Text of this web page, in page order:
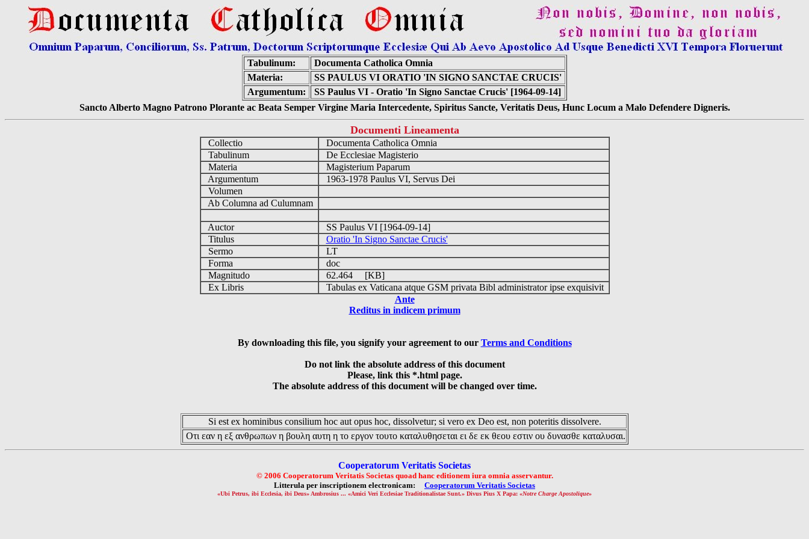
Tabulinum:
Documenta Catholica Omnia
Materia:
SS PAULUS VI ORATIO 'IN SIGNO SANCTAE CRUCIS'
Argumentum:
SS Paulus VI - Oratio 'In Signo Sanctae Crucis' [1964-09-14]
Sancto Alberto Magno Patrono Plorante ac Beata Semper Virgine Maria Intercedente, Spiritus Sancte, Veritatis Deus, Hunc Locum a Malo Defendere Digneris.
Documenti Lineamenta
Collectio
Documenta Catholica Omnia
Tabulinum
De Ecclesiae Magisterio
Materia
Magisterium Paparum
Argumentum
1963-1978 Paulus VI, Servus Dei
Volumen
Ab Columna ad Culumnam
Auctor
SS Paulus VI [1964-09-14]
Titulus
Oratio 'In Signo Sanctae Crucis'
Sermo
LT
Forma
doc
Magnitudo
62.464 [KB]
Ex Libris
Tabulas ex Vaticana atque GSM privata Bibl administrator ipse exquisivit
Ante
Reditus in indicem primum
By downloading this file, you signify your agreement to our Terms and Conditions
Do not link the absolute address of this document
Please, link this *.html page.
The absolute address of this document will be changed over time.
Si est ex hominibus consilium hoc aut opus hoc, dissolvetur; si vero ex Deo est, non poteritis dissolvere.
Οτι εαν η εξ ανθρωπων η βουλη αυτη η το εργον τουτο καταλυθησεται ει δε εκ θεου εστιν ου δυνασθε καταλυσαι.
Cooperatorum Veritatis Societas
© 2006 Cooperatorum Veritatis Societas quoad hanc editionem iura omnia asservantur.
Litterula per inscriptionem electronicam: Cooperatorum Veritatis Societas
«Ubi Petrus, ibi Ecclesia, ibi Deus» Ambrosius ... «Amici Veri Ecclesiae Traditionalistae Sunt.» Divus Pius X Papa: «Notre Charge Apostolique»